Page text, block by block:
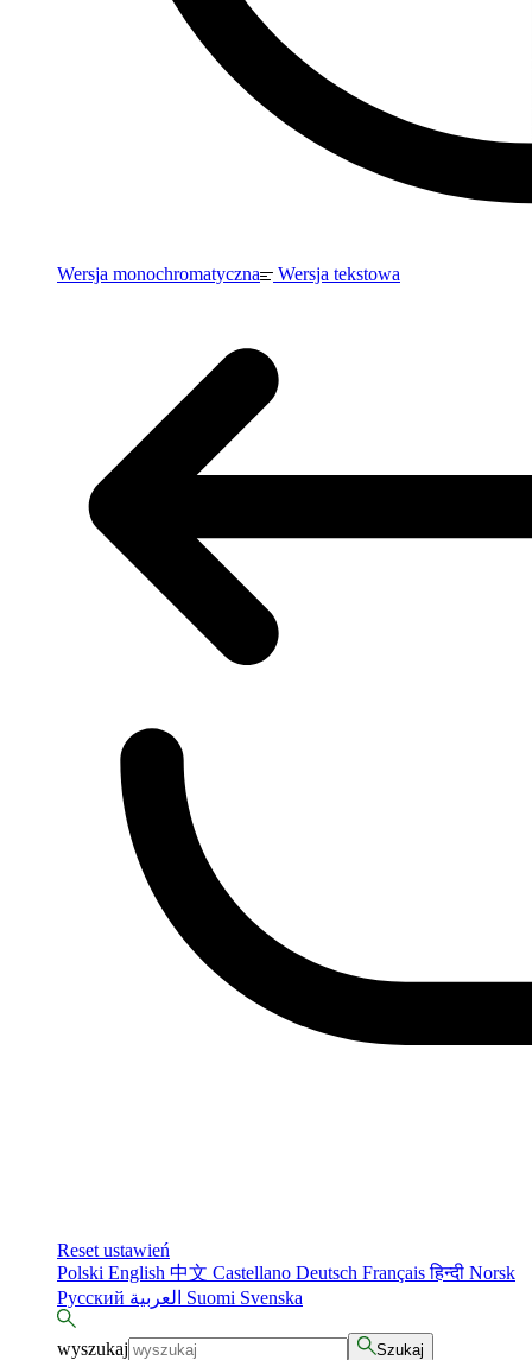
Wersja monochromatyczna Wersja tekstowa
Reset ustawień
Polski English 中文 Castellano Deutsch Françaisहिन्दी Norsk
Русский
Suomi Svenska
wyszukaj Szukaj